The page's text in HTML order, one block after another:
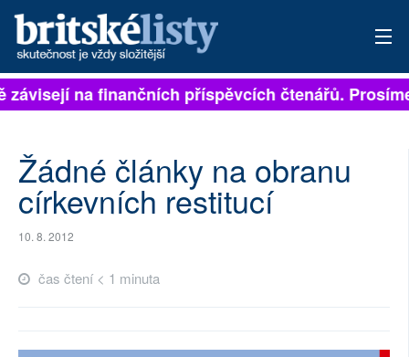
PŘIHLÁSIT
ARCHIV
AUTOŘI
na finančních příspěvcích čtenářů.
Žádné články na obranu
církevních restitucí
10. 8. 2012
čas čtení < 1 minuta